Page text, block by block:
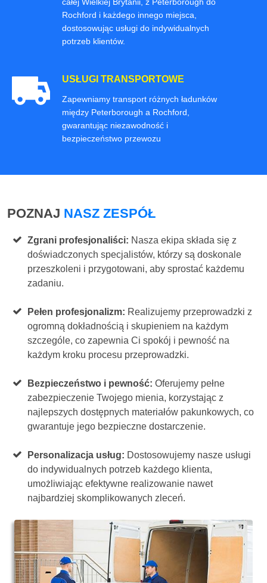
Rochford i każdego innego miejsca,
dostosowując usługi do indywidualnych
potrzeb klientów.
USŁUGI TRANSPORTOWE
Zapewniamy transport różnych ładunków
między Peterborough a Rochford,
gwarantując niezawodność i
bezpieczeństwo przewozu
POZNAJ NASZ ZESPÓŁ
Zgrani profesjonaliści: Nasza ekipa składa się z
doświadczonych specjalistów, którzy są doskonale
przeszkoleni i przygotowani, aby sprostać każdemu
zadaniu.
Pełen profesjonalizm: Realizujemy przeprowadzki z
ogromną dokładnością i skupieniem na każdym
szczególe, co zapewnia Ci spokój i pewność na
każdym kroku procesu przeprowadzki.
Bezpieczeństwo i pewność:Oferujemy pełne
zabezpieczenie Twojego mienia, korzystając z
najlepszych dostępnych materiałów pakunkowych, co
gwarantuje jego bezpieczne dostarczenie.
Personalizacja usług: Dostosowujemy nasze usługi
do indywidualnych potrzeb każdego klienta,
umożliwiając efektywne realizowanie nawet
najbardziej skomplikowanych zleceń.